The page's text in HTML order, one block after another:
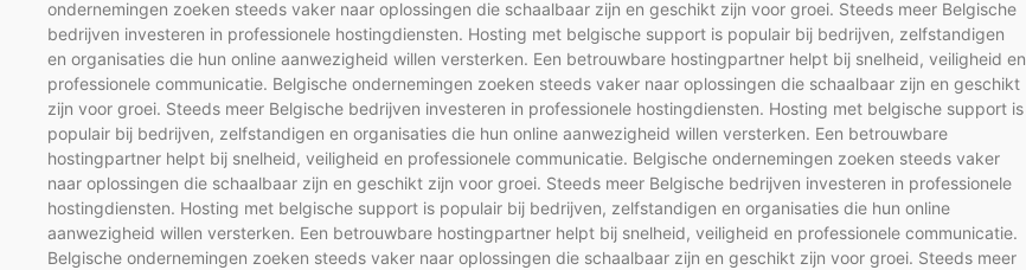
ondernemingen zoeken steeds vaker naar oplossingen die schaalbaar zijn en geschikt zijn voor groei. Steeds meer Belgische
bedrijven investeren in professionele hostingdiensten. Hosting met belgische support is populair bij bedrijven, zelfstandigen
en organisaties die hun online aanwezigheid willen versterken. Een betrouwbare hostingpartner helpt bij snelheid, veiligheid en
professionele communicatie. Belgische ondernemingen zoeken steeds vaker naar oplossingen die schaalbaar zijn en geschikt
zijn voor groei. Steeds meer Belgische bedrijven investeren in professionele hostingdiensten. Hosting met belgische support is
populair bij bedrijven, zelfstandigen en organisaties die hun online aanwezigheid willen versterken. Een betrouwbare
hostingpartner helpt bij snelheid, veiligheid en professionele communicatie. Belgische ondernemingen zoeken steeds vaker
naar oplossingen die schaalbaar zijn en geschikt zijn voor groei. Steeds meer Belgische bedrijven investeren in professionele
hostingdiensten. Hosting met belgische support is populair bij bedrijven, zelfstandigen en organisaties die hun online
aanwezigheid willen versterken. Een betrouwbare hostingpartner helpt bij snelheid, veiligheid en professionele communicatie.
Belgische ondernemingen zoeken steeds vaker naar oplossingen die schaalbaar zijn en geschikt zijn voor groei. Steeds meer